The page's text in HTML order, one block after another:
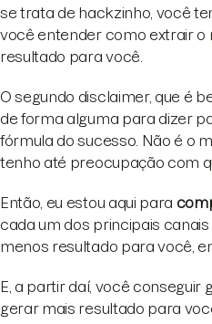
se trata de hackzinho, você
você entender como extrair o
resultado para você.
O segundo disclaimer, que é
de forma alguma para dizer
fórmula do sucesso. Não é o
tenho até preocupação com
Então, eu estou aqui para
cada um dos principais
menos resultado para você,
E, a partir daí, você conseguir
gerar mais resultado para